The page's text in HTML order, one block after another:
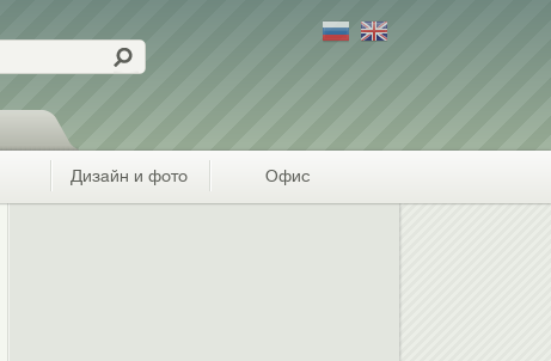
Дизайн и фото Офис